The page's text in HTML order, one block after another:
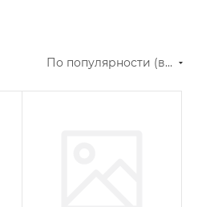
По популярности (возрастание)